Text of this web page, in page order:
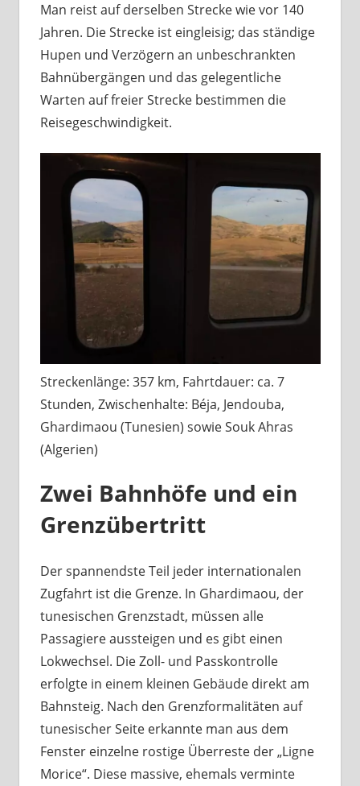
Man reist auf derselben Strecke wie vor 140
Jahren. Die Strecke ist eingleisig; das ständige
Hupen und Verzögern an unbeschrankten
Bahnübergängen und das gelegentliche
Warten auf freier Strecke bestimmen die
Reisegeschwindigkeit.
Streckenlänge: 357 km, Fahrtdauer: ca. 7
Stunden, Zwischenhalte: Béja, Jendouba,
Ghardimaou (Tunesien) sowie Souk Ahras
(Algerien)
Zwei Bahnhöfe und ein
Grenzübertritt
Der spannendste Teil jeder internationalen
Zugfahrt ist die Grenze. In Ghardimaou, der
tunesischen Grenzstadt, müssen alle
Passagiere aussteigen und es gibt einen
Lokwechsel. Die Zoll- und Passkontrolle
erfolgte in einem kleinen Gebäude direkt am
Bahnsteig. Nach den Grenzformalitäten auf
tunesischer Seite erkannte man aus dem
Fenster einzelne rostige Überreste der „Ligne
Morice“. Diese massive, ehemals verminte